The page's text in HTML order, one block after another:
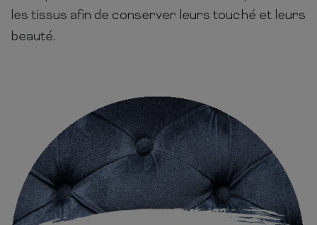
les tissus afin de conserver leurs touché et leurs
beauté.